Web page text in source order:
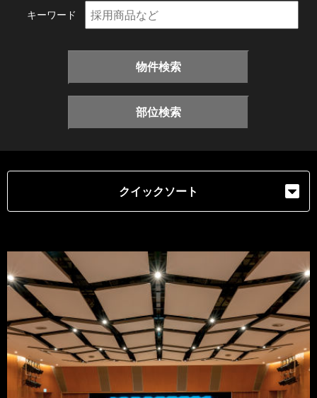
キーワード
物件検索
部位検索
クイックソート